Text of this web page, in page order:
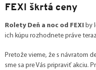
FEXI škrtá ceny
Rolety Deň a noc od FEXI by
ich kúpu rozhodnete práve
Pretože vieme, že s návratom
sme sa pre Vás pripraviť akciu.